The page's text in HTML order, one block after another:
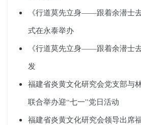
《行道莫先立身——跟着余潜士
式在永泰举办
《行道莫先立身——跟着余潜士
发
福建省炎黄文化研究会党支部与
联合举办迎“七一”党日活动
福建省炎黄文化研究会领导出席